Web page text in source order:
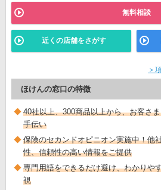
無料相談
近くの店舗をさがす
＞
ほけんの窓口の特徴
40社以上、300商品以上から、お客さ
手伝い
保険のセカンドオピニオン実施中！他
性、信頼性の高い情報をご提供
専門用語をできるだけ避け、わかりや
視